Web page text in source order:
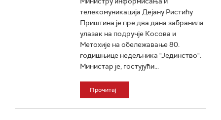
телекомуникација Дејану Ристићу
Приштина је пре два дана забранила
улазак на подручје Косова и
Метохије на обележавање 80.
годишњице недељника "Јединство".
Министар је, гостујући...
Прочитај